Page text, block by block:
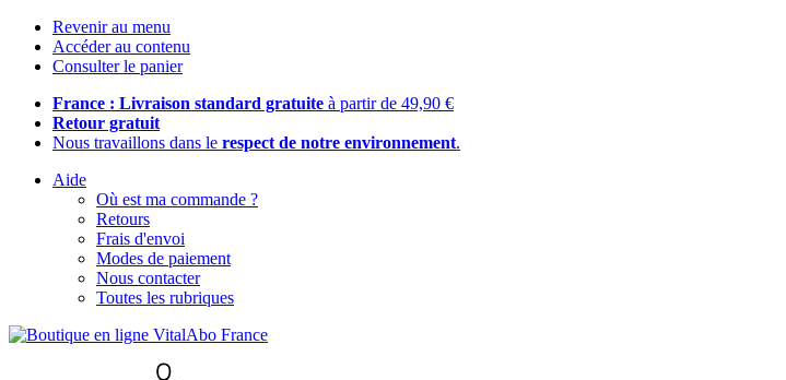
Revenir au menu
Accéder au contenu
Consulter le panier
France : Livraison standard gratuite à partir de 49,90 €
Retour gratuit
Nous travaillons dans le respect de notre environnement.
Aide
Où est ma commande ?
Retours
Frais d'envoi
Modes de paiement
Nous contacter
Toutes les rubriques